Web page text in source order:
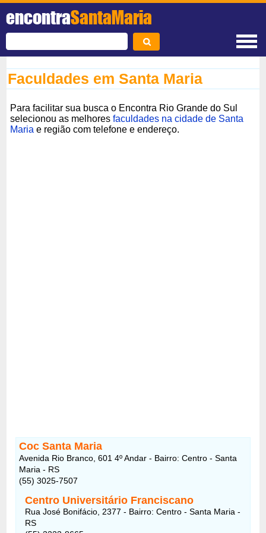
encontraSantaMaria
Faculdades em Santa Maria
Para facilitar sua busca o Encontra Rio Grande do Sul
selecionou as melhoresfaculdades na cidade de Santa
Maria e região com telefone e endereço.
Coc Santa Maria
Avenida Rio Branco, 601 4º Andar - Bairro: Centro - Santa
Maria - RS
(55) 3025-7507
Centro Universitário Franciscano
Rua José Bonifácio, 2377 - Bairro: Centro - Santa Maria -
RS